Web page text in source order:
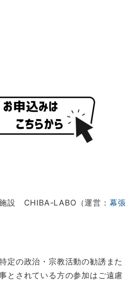
設 CHIBA-LABO（運営： 幕張
定の政治・宗教活動の勧誘また
とされている方の参加はご遠慮